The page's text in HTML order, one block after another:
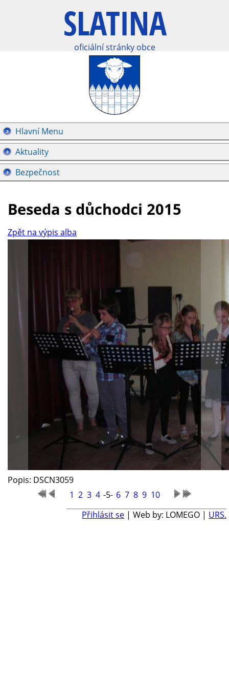
oficiální stránky obce
Hlavní Menu
Aktuality
Bezpečnost
Beseda s důchodci 2015
Zpět na výpis alba
Popis: DSCN3059
1 2 3 4 -5- 6 7 8 9 10
Přihlásit se | Web by: LOMEGO | URS.